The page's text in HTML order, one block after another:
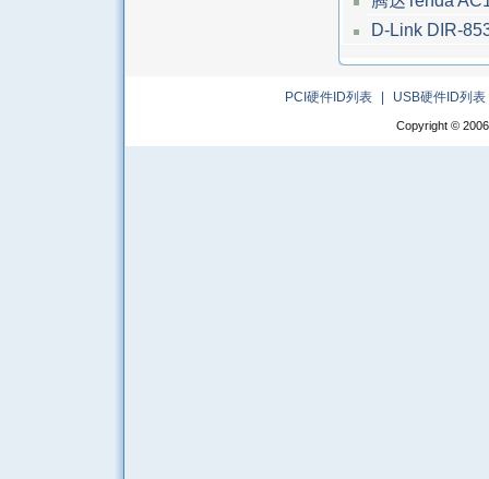
D-Link DIR-
PCI硬件ID列表 USB硬件ID列表
Copyright ©